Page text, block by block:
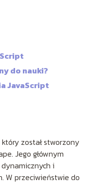
do nauki?
JavaScript
został stworzony
Jego głównym
i
W przeciwieństwie do